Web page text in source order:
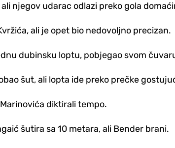
njegov udarac odlazi preko gola
ali je opet bio nedovoljno precizan.
dubinsku loptu, pobjegao svom
šut, ali lopta ide preko prečke
diktirali tempo.
šutira sa 10 metara, ali Bender brani.